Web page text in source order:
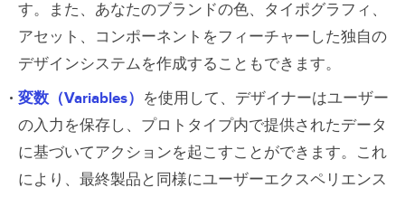
す。また、あなたのブランドの色、タイポグラフィ、
アセット、コンポーネントをフィーチャーした独自の
デザインシステムを作成することもできます。
変数（Variables） を使用して、デザイナーはユーザー
の入力を保存し、プロトタイプ内で提供されたデータ
に基づいてアクションを起こすことができます。これ
により、最終製品と同様にユーザーエクスペリエンス